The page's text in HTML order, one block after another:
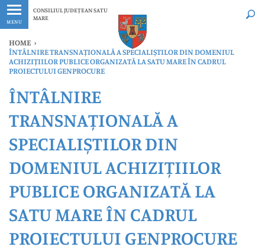
MENU
CONSILIUL JUDEȚEAN SATU
MARE
Ultimele
HOME ›
ÎNTÂLNIRE TRANSNAȚIONALĂ A SPECIALIȘTILOR DIN DOMENIUL
ACHIZIȚIILOR PUBLICE ORGANIZATĂ LA SATU MARE ÎN CADRUL
PROIECTULUI GENPROCURE
ÎNTÂLNIRE
TRANSNAȚIONALĂ A
SPECIALIȘTILOR DIN
DOMENIUL ACHIZIȚIILOR
PUBLICE ORGANIZATĂ LA
SATU MARE ÎN CADRUL
PROIECTULUI GENPROCURE